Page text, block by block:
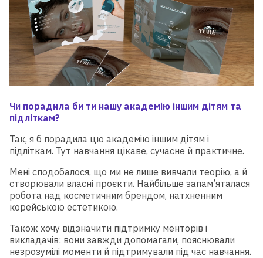
Чи порадила би ти нашу академію іншим дітям та
підліткам?
Так, я б порадила цю академію іншим дітям і
підліткам. Тут навчання цікаве, сучасне й практичне.
Мені сподобалося, що ми не лише вивчали теорію, а й
створювали власні проєкти. Найбільше запам’яталася
робота над косметичним брендом, натхненним
корейською естетикою.
Також хочу відзначити підтримку менторів і
викладачів: вони завжди допомагали, пояснювали
незрозумілі моменти й підтримували під час навчання.